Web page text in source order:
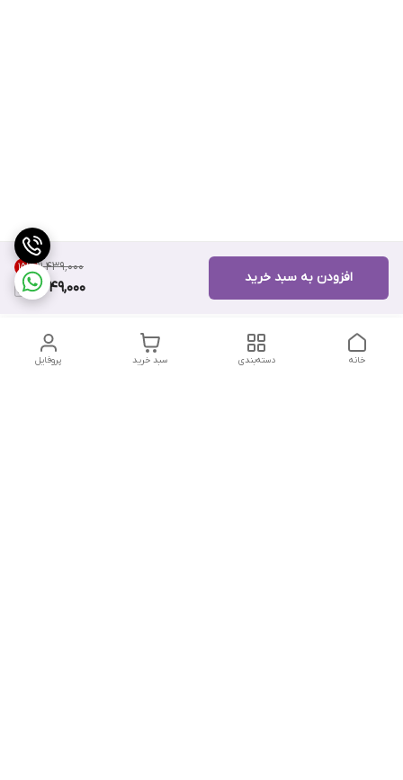
۱۱٬۴۳۹٬۰۰۰ 15%
9,649,000
افزودن به سبد خرید
پروفایل سبد خرید دسته‌بندی خانه